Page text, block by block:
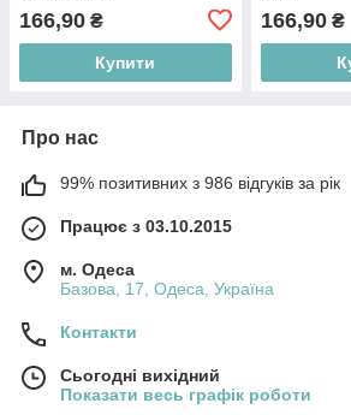
166,90 ₴
Купити
166,90₴
Про нас
99% позитивних з 986 відгуків за рік
Працює з 03.10.2015
м. Одеса
Базова, 17, Одеса, Україна
Контакти
Сьогодні вихідний
Показати весь графік роботи